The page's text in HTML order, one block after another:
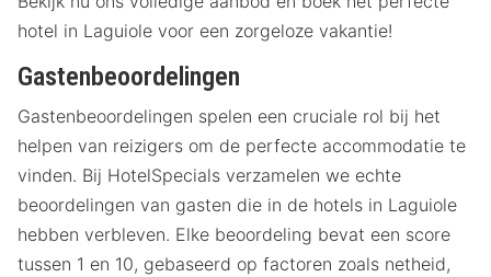
hotel in Laguiole voor een zorgeloze vakantie!
Gastenbeoordelingen
Gastenbeoordelingen spelen een cruciale rol bij het
helpen van reizigers om de perfecte accommodatie te
vinden. Bij HotelSpecials verzamelen we echte
beoordelingen van gasten die in de hotels in Laguiole
hebben verbleven. Elke beoordeling bevat een score
tussen 1 en 10, gebaseerd op factoren zoals netheid,